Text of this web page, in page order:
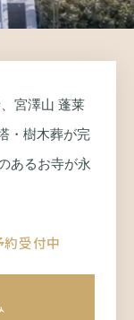
宮澤山 蓬莱
・樹木葬が完
あるお寺が永
受付中